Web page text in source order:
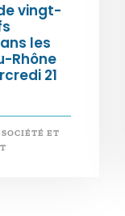
vingt-
les
Rhône
21
SOCIÉTÉ ET